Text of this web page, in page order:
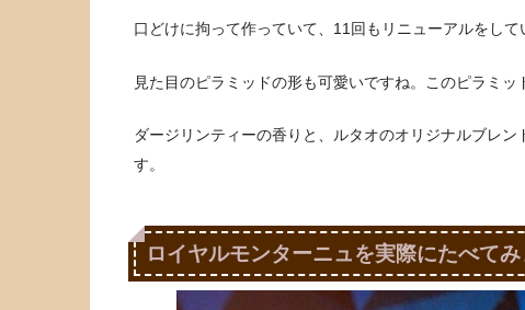
口どけに拘って作っていて、11回もリニューアルをして
見た目のピラミッドの形も可愛いですね。このピラミッ
ダージリンティーの香りと、ルタオのオリジナルブレ
す。
ロイヤルモンターニュを実際にたべて